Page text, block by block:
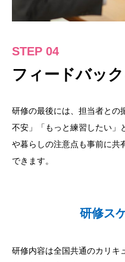
STEP 04
フィードバッ
研修の最後には、担当者との
不安」「もっと練習したい」
や暮らしの注意点も事前に共
できます。
研修ス
研修内容は全国共通のカリキ